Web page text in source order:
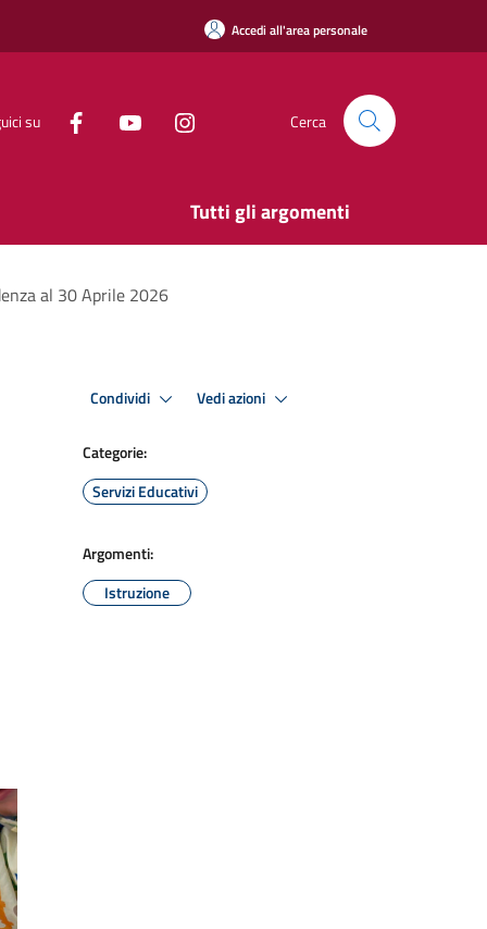
Accedi all'area personale
su Cerca
Tutti gli argomenti
al 30 Aprile 2026
Condividi Vedi azioni
Categorie:
Servizi Educativi
Argomenti:
Istruzione